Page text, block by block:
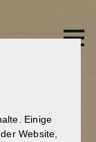
Einige
Website,